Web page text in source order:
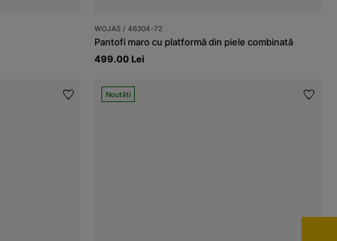
WOJAS / 46304-72
Pantofi maro cu platformă din piele combinată
499.00 Lei
Noutăți